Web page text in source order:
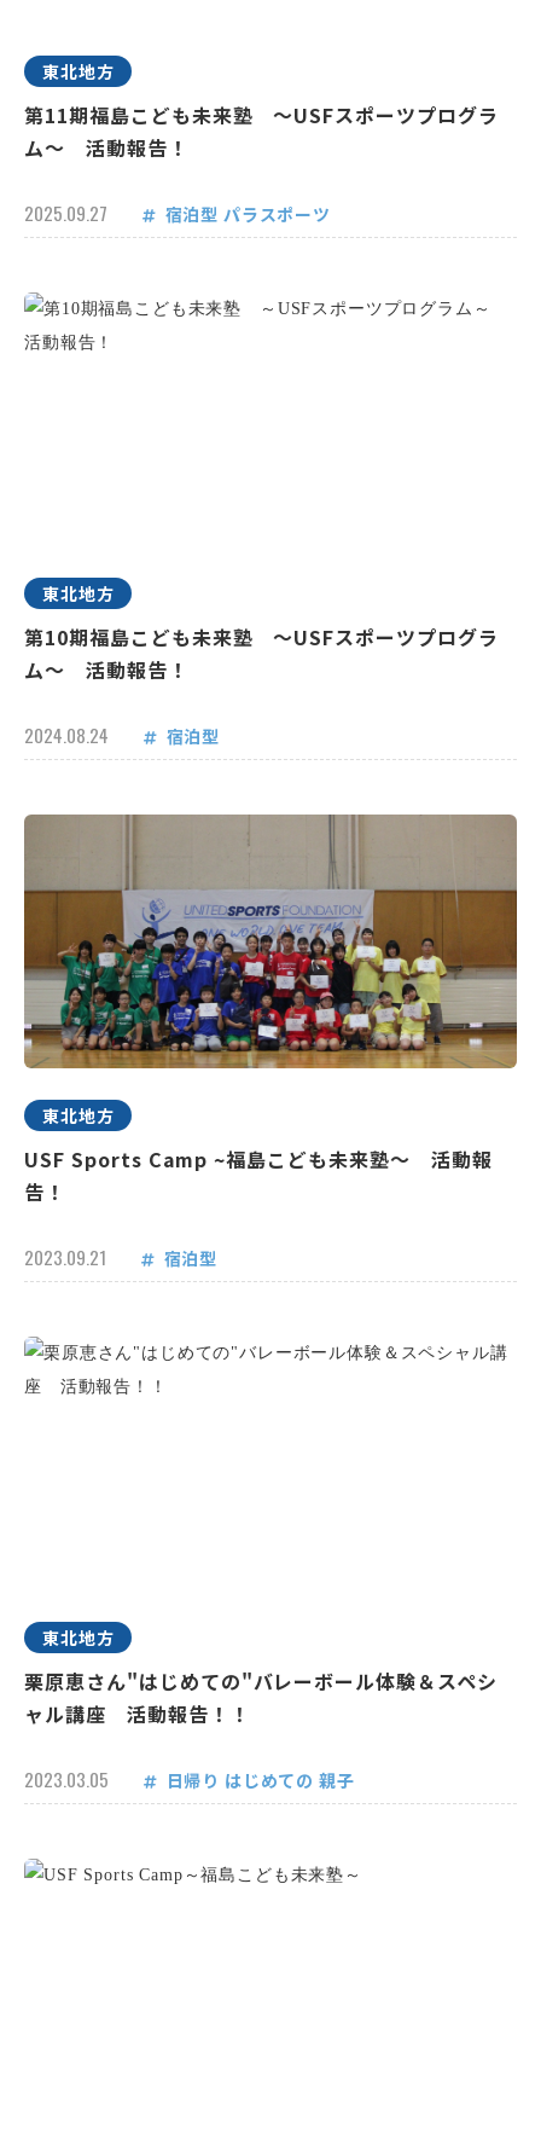
東北地方
第11期福島こども未来塾 ～USFスポーツプログラ
ム～ 活動報告！
2025.09.27 宿泊型 パラスポーツ
東北地方
第10期福島こども未来塾 ～USFスポーツプログラ
ム～ 活動報告！
2024.08.24 宿泊型
東北地方
USF Sports Camp ~福島こども未来塾～ 活動報
告！
2023.09.21 宿泊型
東北地方
栗原恵さん"はじめての"バレーボール体験＆スペシ
ャル講座 活動報告！！
2023.03.05 日帰り はじめての 親子